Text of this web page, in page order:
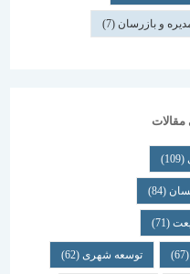
(7)
توسعه شهری(62)